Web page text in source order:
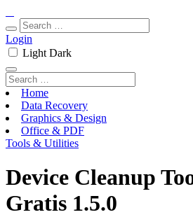
Login
Light Dark
Home
Data Recovery
Graphics & Design
Office & PDF
Tools & Utilities
Device Cleanup
Gratis 1.5.0